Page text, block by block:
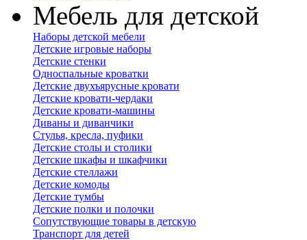
Мебель для детской
Наборы детской мебели
Детские игровые наборы
Детские стенки
Односпальные кроватки
Детские двухъярусные кровати
Детские кровати-чердаки
Детские кровати-машины
Диваны и диванчики
Стулья, кресла, пуфики
Детские столы и столики
Детские шкафы и шкафчики
Детские стеллажи
Детские комоды
Детские тумбы
Детские полки и полочки
Сопутствующие товары в детскую
Транспорт для детей